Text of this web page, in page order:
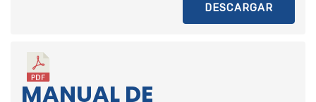
DESCARGAR
MANUAL DE